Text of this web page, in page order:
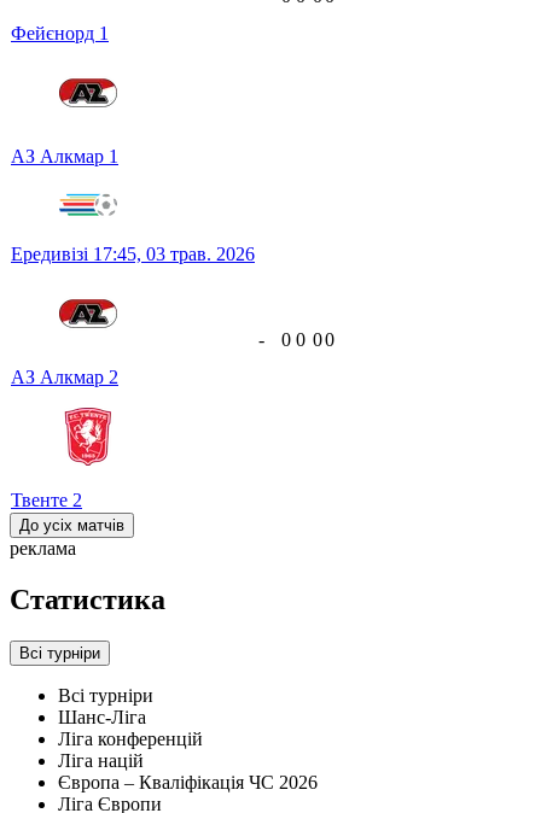
Фейєнорд 1
АЗ Алкмар 1
Ередивізі 17:45, 03 трав. 2026
АЗ Алкмар 2
Твенте 2
- 0 0 00
До усіх матчів
реклама
Статистика
Всі турніри
Всі турніри
Шанс-Ліга
Ліга конференцій
Ліга націй
Європа – Кваліфікація ЧС 2026
Ліга Європи